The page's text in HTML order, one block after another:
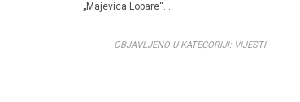
„Majevica Lopare“…
OBJAVLJENO U KATEGORIJI: VIJESTI